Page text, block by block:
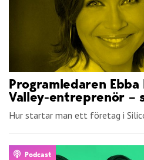
Programledaren
Valley-entreprenör –
Hur startar man ett företag i
Podcast